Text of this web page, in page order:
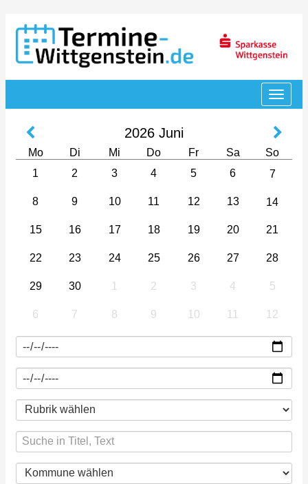
2026 Juni
Mo Di Mi Do Fr Sa
So
1
2 3 4 5 6 7
8 9 10 11 12 13 14
15 16 17 18 19 20 21
22 23 24 25 26 27 28
29 30 1 2 3 4 5
6 7 8 9 10 11 12